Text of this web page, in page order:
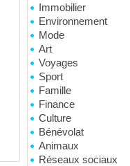
Immobilier
Environnement
Mode
Art
Voyages
Sport
Famille
Finance
Culture
Bénévolat
Animaux
Réseaux sociaux